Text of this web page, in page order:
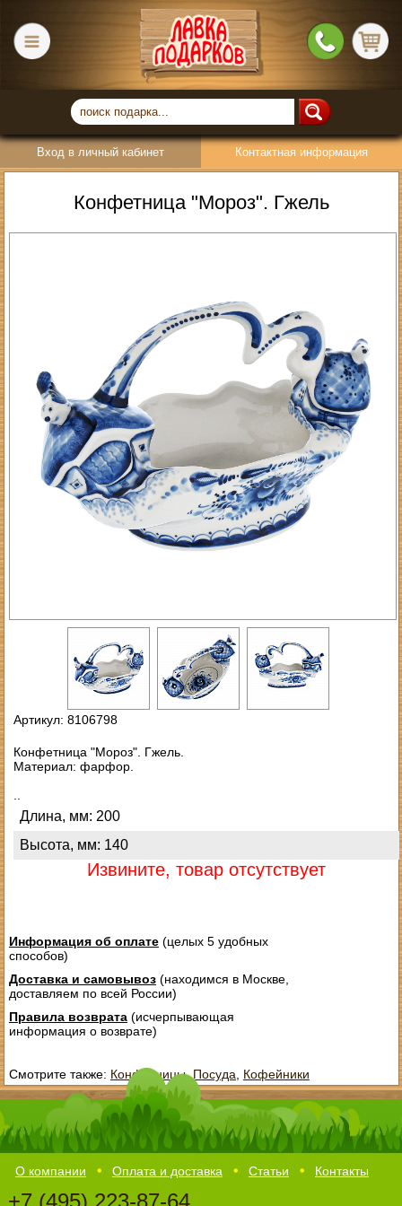
Вход в личный кабинет Контактная информация
Конфетница "Мороз". Гжель
Артикул: 8106798
Конфетница "Мороз". Гжель.
Материал: фарфор.
Длина, мм: 200
Высота, мм: 140
Извините, товар отсутствует
Информация об оплате(целых 5 удобных
способов)
Доставка и самовывоз(находимся в Москве,
доставляем по всей России)
Правила возврата(исчерпывающая
информация о возврате)
Смотрите также: Конфетницы,Посуда Кофейники
О компании Оплата и доставка Статьи Контакты
+7 (495) 223-87-64